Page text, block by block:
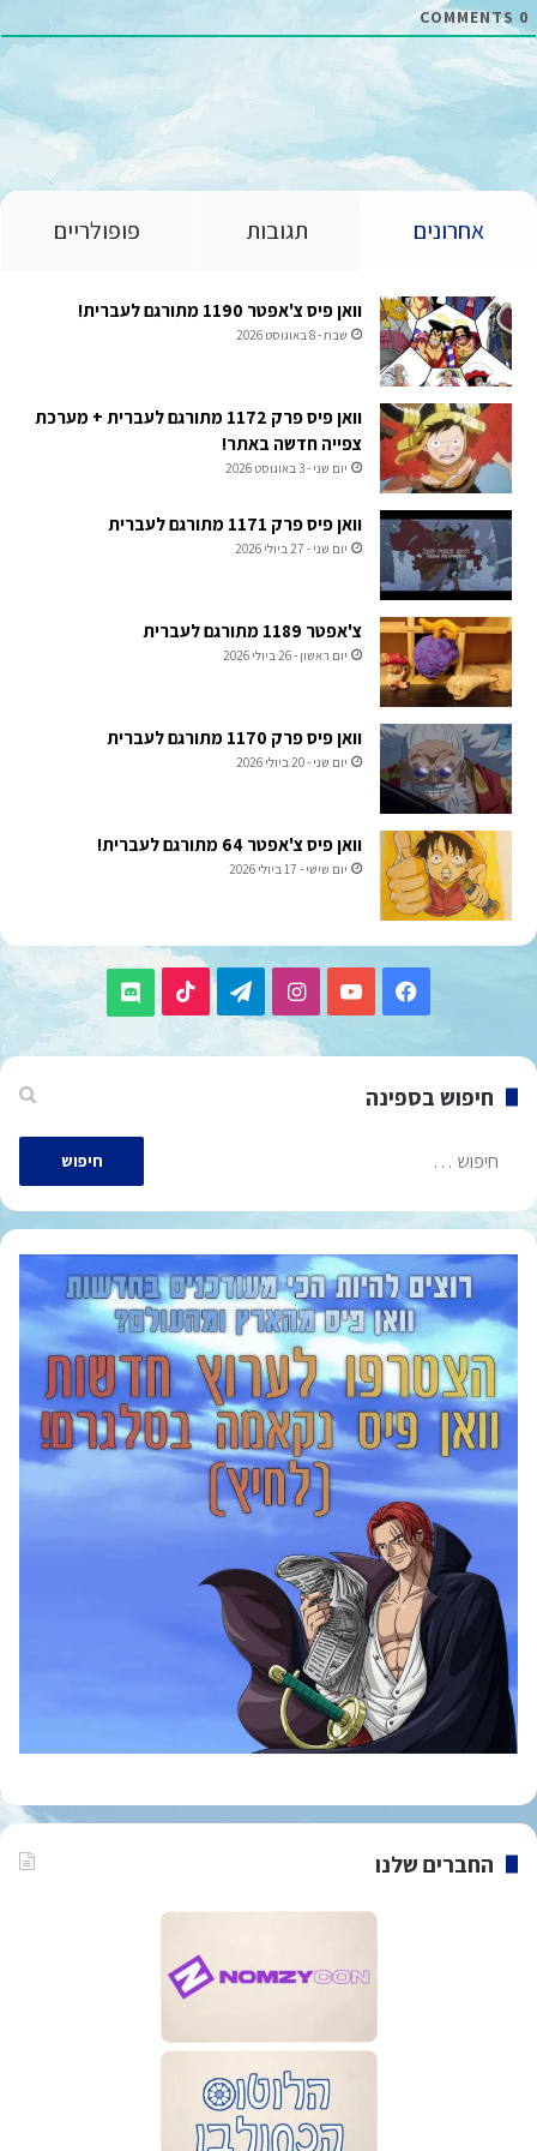
0
אחרונים תגובות פופולריים
וואן פיס צ'אפטר 1190 מתורגם לעברית!
שבת - 8 באוגוסט 2026
וואן פיס פרק 1172 מתורגם לעברית + מערכת
צפייה חדשה באתר!
יום שני - 3 באוגוסט 2026
וואן פיס פרק 1171 מתורגם לעברית
יום שני - 27 ביולי 2026
צ'אפטר 1189 מתורגם לעברית
יום ראשון - 26 ביולי 2026
וואן פיס פרק 1170 מתורגם לעברית
יום שני - 20 ביולי 2026
וואן פיס צ'אפטר 64 מתורגם לעברית!
יום שישי - 17 ביולי 2026
Facebook
YouTube
Instagram
Telegram
TikTok
Discord
חיפוש בספינה
חיפוש:
החברים שלנו